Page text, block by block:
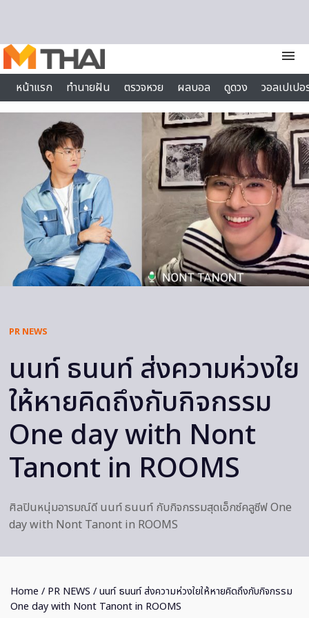
menu
หน้าแรก
ทำนายฝัน ตรวจหวย ผลบอล ดูดวง
วอลเปเป
ไลฟ์สไตล์
PR NEWS
นนท์ ธนนท์ ส่งความห่วงใย
ให้หายคิดถึงกับกิจกรรม
One day with Nont
Tanont in ROOMS
ศิลปินหนุ่มอารมณ์ดี นนท์ ธนนท์ กับกิจกรรมสุดเอ็กซ์คลูซีฟ One
day with Nont Tanont in ROOMS
Home / PR NEWS / นนท์ ธนนท์ ส่งความห่วงใยให้หายคิดถึงกับกิจกรรม
One day with Nont Tanont in ROOMS